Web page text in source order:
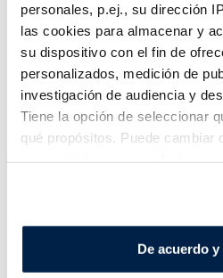
personales, p.ej., su dirección
las cookies para almacenar y
su dispositivo con el fin de
personalizados, medición de
investigación de audiencia y
Tiene la opción de seleccionar
qué propósitos. Puede cambiar
Obtenga más información
De acuerdo
Establish formulas
actionsso our human